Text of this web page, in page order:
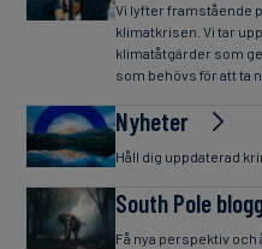
Vi lyfter framstående
klimatkrisen. Vi tar
klimatåtgärder som
som behövs för att ta
Nyheter
Håll dig uppdaterad
South Pole
Få nya perspektiv